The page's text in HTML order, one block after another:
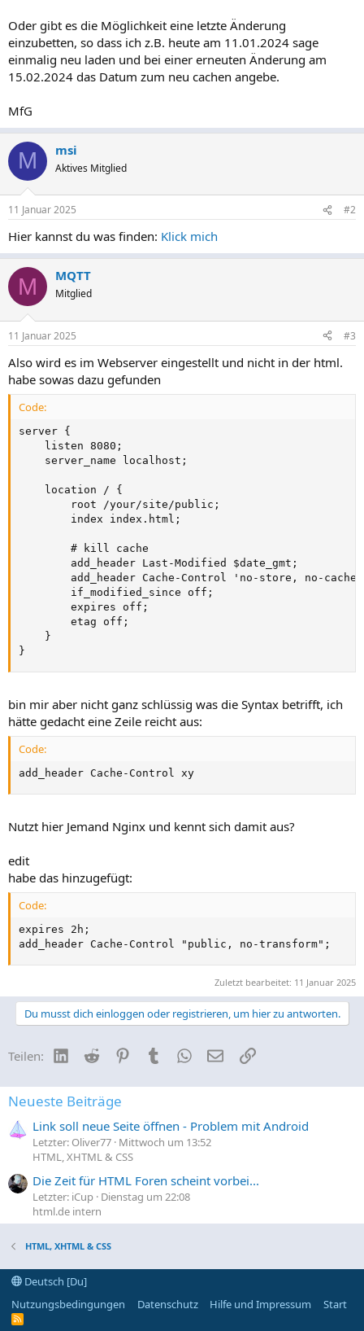
Oder gibt es die Möglichkeit eine letzte Änderung
einzubetten, so dass ich z.B. heute am 11.01.2024 sage
einmalig neu laden und bei einer erneuten Änderung am
15.02.2024 das Datum zum neu cachen angebe.
MfG
M msi
Aktives Mitglied
11 Januar 2025 #2
Hier kannst du was finden: Klick mich
M MQTT
Mitglied
11 Januar 2025 #3
Also wird es im Webserver eingestellt und nicht in der html.
habe sowas dazu gefunden
Code:
server {
    listen 8080;
    server_name localhost;
    location / {
        root /your/site/public;
        index index.html;
        # kill cache
        add_header Last-Modified $date_gmt;
add_header Cache-Control 'no-store, no-
        if_modified_since off;
        expires off;
        etag off;
    }
}
bin mir aber nicht ganz schlüssig was die Syntax betrifft, ich
hätte gedacht eine Zeile reicht aus:
Code:
add_header Cache-Control xy
Nutzt hier Jemand Nginx und kennt sich damit aus?
edit
habe das hinzugefügt:
Code:
expires 2h;
add_header Cache-Control "public, no-transform";
Zuletzt bearbeitet: 11 Januar 2025
Du musst dich einloggen oder registrieren, um hier zu antworten.
Teilen: LinkedIn
Reddit PinterestTumblrWhatsApp
E-MailLink
Neueste Beiträge
Link soll neue Seite öffnen - Problem mit Android
Letzter: Oliver77 Mittwoch um 13:52
HTML, XHTML & CSS
Die Zeit für HTML Foren scheint vorbei...
Letzter: iCup Dienstag um 22:08
html.de intern
HTML, XHTML & CSS
Deutsch [Du]
Nutzungsbedingungen
Datenschutz Hilfe und Impressum Start
R